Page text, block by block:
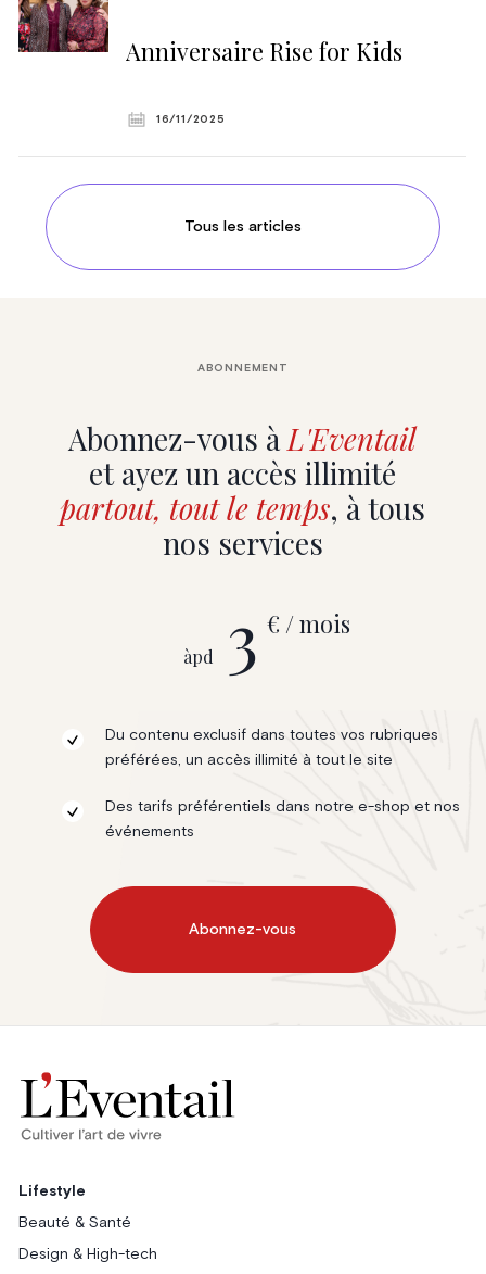
Anniversaire Rise for Kids
16/11/2025
Tous les articles
Abonnez-vous àL'Eventail
et ayez un accès illimité
partout, tout le temps, à tous
nos services
ABONNEMENT
àpd 3 € / mois
Du contenu exclusif dans toutes vos rubriques
préférées, un accès illimité à tout le site
Des tarifs préférentiels dans notre e-shop et nos
événements
Abonnez-vous
Lifestyle
Beauté & Santé
Design & High-tech